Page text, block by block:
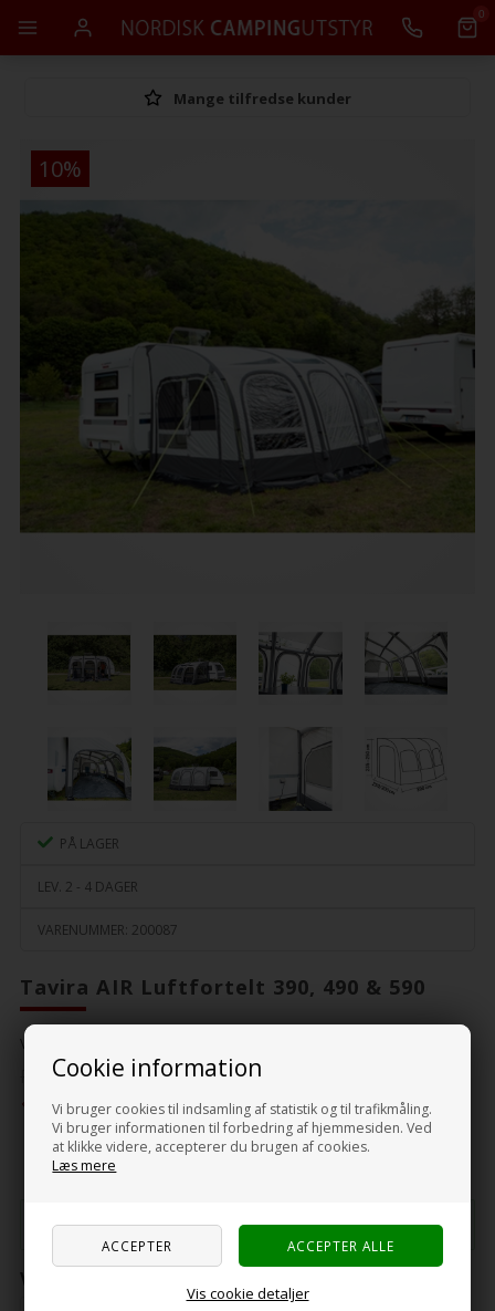
Cookie information
Vi bruger cookies til indsamling af statistik og til trafikmåling.
Vi bruger informationen til forbedring af hjemmesiden. Ved
at klikke videre, accepterer du brugen af cookies.
Læs mere
Vis cookie detaljer
0
Mange tilfredse kunder
10%
PÅ LAGER
LEV. 2 - 4 DAGER
VARENUMMER: 200087
Tavira AIR Luftfortelt 390, 490 & 590
Vekt:
Før13.695,00
12.325,00NOK incl MVA og toll
ved kjøp av denne varen -
Se kontoen min
Velg størrelse